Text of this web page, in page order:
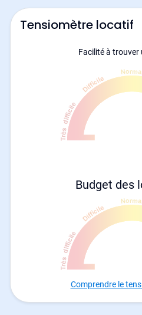
Tensiomètre locatif
Facilité à trouver
Budget des
Comprendre le